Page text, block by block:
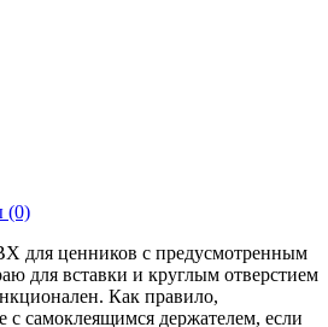
(0)
для ценников с предусмотренным
для вставки и круглым отверстием
Как правило,
с самоклеящимся держателем, если